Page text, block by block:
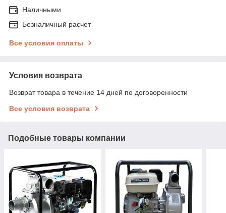
Наличными
Безналичный расчет
Все условия оплаты
Условия возврата
Возврат товара в течение 14 дней по договоренности
Все условия возврата
Подобные товары компании